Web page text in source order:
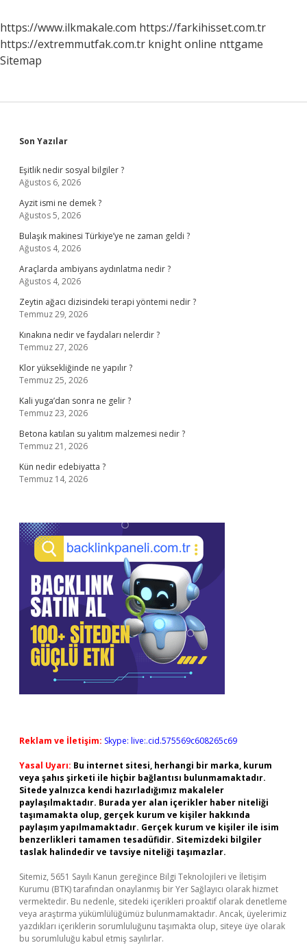
https://www.ilkmakale.com https://farkihisset.com.tr
https://extremmutfak.com.tr knight online nttgame
Sitemap
Sidebar
Son Yazılar
Eşitlik nedir sosyal bilgiler ?
Ağustos 6, 2026
Ayzit ismi ne demek ?
Ağustos 5, 2026
Bulaşık makinesi Türkiye’ye ne zaman geldi ?
Ağustos 4, 2026
Araçlarda ambiyans aydınlatma nedir ?
Ağustos 4, 2026
Zeytin ağacı dizisindeki terapi yöntemi nedir ?
Temmuz 29, 2026
Kınakına nedir ve faydaları nelerdir ?
Temmuz 27, 2026
Klor yüksekliğinde ne yapılır ?
Temmuz 25, 2026
Kali yuga’dan sonra ne gelir ?
Temmuz 23, 2026
Betona katılan su yalıtım malzemesi nedir ?
Temmuz 21, 2026
Kün nedir edebiyatta ?
Temmuz 14, 2026
Reklam ve İletişim: Skype: live:.cid.575569c608265c69
Yasal Uyarı: Bu internet sitesi, herhangi bir marka, kurum
veya şahıs şirketi ile hiçbir bağlantısı bulunmamaktadır.
Sitede yalnızca kendi hazırladığımız makaleler
paylaşılmaktadır. Burada yer alan içerikler haber niteliği
taşımamakta olup, gerçek kurum ve kişiler hakkında
paylaşım yapılmamaktadır. Gerçek kurum ve kişiler ile isim
benzerlikleri tamamen tesadüfidir. Sitemizdeki bilgiler
taslak halindedir ve tavsiye niteliği taşımazlar.
Sitemiz, 5651 Sayılı Kanun gereğince Bilgi Teknolojileri ve İletişim
Kurumu (BTK) tarafından onaylanmış bir Yer Sağlayıcı olarak hizmet
vermektedir. Bu nedenle, sitedeki içerikleri proaktif olarak denetleme
veya araştırma yükümlülüğümüz bulunmamaktadır. Ancak, üyelerimiz
yazdıkları içeriklerin sorumluluğunu taşımakta olup, siteye üye olarak
bu sorumluluğu kabul etmiş sayılırlar.